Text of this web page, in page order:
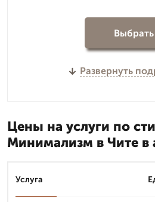
Выбрать
Развернуть
Цены на услуги по
Минимализм в Чите в
Услуга